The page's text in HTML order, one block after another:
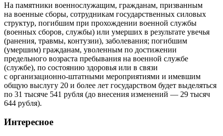
На памятники военнослужащим, гражданам, призванным
на военные сборы, сотрудникам государственных силовых
структур, погибшим при прохождении военной службы
(военных сборов, службы) или умерших в результате увечья
(ранения, травмы, контузии), заболевания; погибшим
(умершим) гражданам, уволенным по достижении
предельного возраста пребывания на военной службе
(службе), по состоянию здоровья или в связи
с организационно-штатными мероприятиями и имевшим
общую выслугу 20 и более лет государством будет выделяться
по 31 тысяче 541 рубля (до внесения изменений — 29 тысяч
644 рубля).
Интересное